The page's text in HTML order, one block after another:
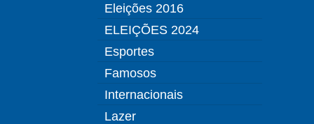
Eleições 2016
ELEIÇÕES 2024
Esportes
Famosos
Internacionais
Lazer